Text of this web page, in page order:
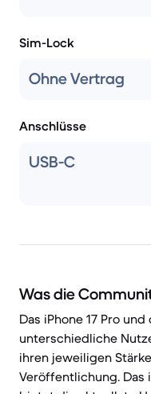
Sim-Lock
Ohne Vertrag
Anschlüsse
USB-C
Was die
Das iPhone 17 Pro
unterschiedliche
ihren jeweiligen
Veröffentlichung. Das